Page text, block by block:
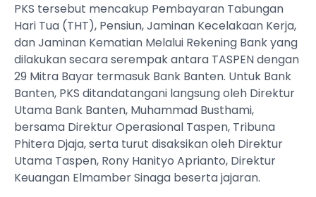
PKS tersebut mencakup Pembayaran Tabungan
Hari Tua (THT), Pensiun, Jaminan Kecelakaan Kerja,
dan Jaminan Kematian Melalui Rekening Bank yang
dilakukan secara serempak antara TASPEN dengan
29 Mitra Bayar termasuk Bank Banten. Untuk Bank
Banten, PKS ditandatangani langsung oleh Direktur
Utama Bank Banten, Muhammad Busthami,
bersama Direktur Operasional Taspen, Tribuna
Phitera Djaja, serta turut disaksikan oleh Direktur
Utama Taspen, Rony Hanityo Aprianto, Direktur
Keuangan Elmamber Sinaga beserta jajaran.